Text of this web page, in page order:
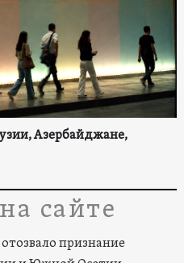
Азербайджане,
сайте
признание